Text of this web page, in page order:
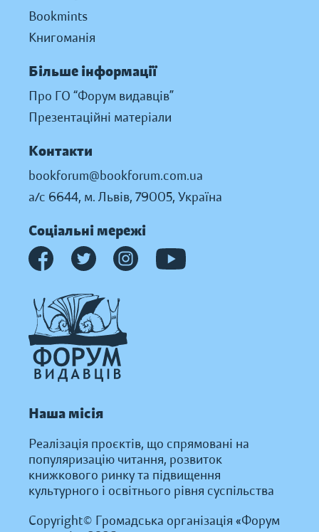
Bookmints
Книгоманія
Більше інформації
Про ГО “Форум видавців”
Презентаційні матеріали
Контакти
bookforum@bookforum.com.ua
а/с 6644, м. Львів, 79005, Україна
Соціальні мережі
Наша місія
Реалізація проєктів, що спрямовані на
популяризацію читання, розвиток
книжкового ринку та підвищення
культурного і освітнього рівня суспільства
Copyright© Громадська організація «Форум